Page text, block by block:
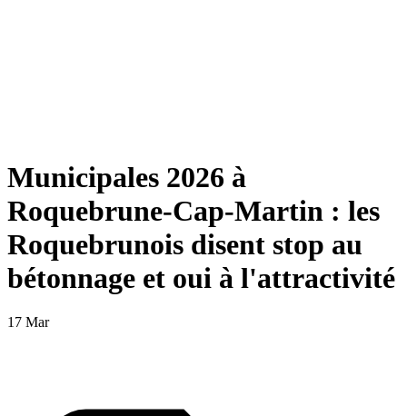
Municipales 2026 à
Roquebrune-Cap-Martin : les
Roquebrunois disent stop au
bétonnage et oui à l'attractivité
17 Mar